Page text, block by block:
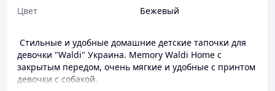
Цвет
Бежевый
Стильные и удобные домашние детские тапочки для
девочки "Waldi" Украина. Memory Waldi Home с
закрытым передом, очень мягкие и удобные с принтом
девочки с собакой.